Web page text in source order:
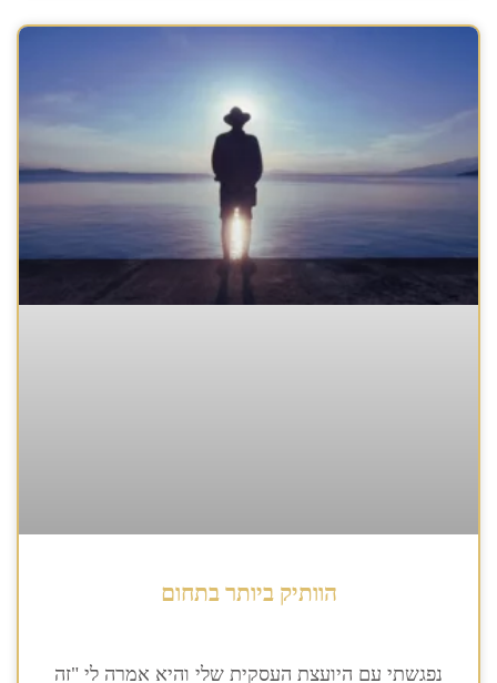
הוותיק ביותר בתחום
נפגשתי עם היועצת העסקית שלי והיא אמרה לי "זה